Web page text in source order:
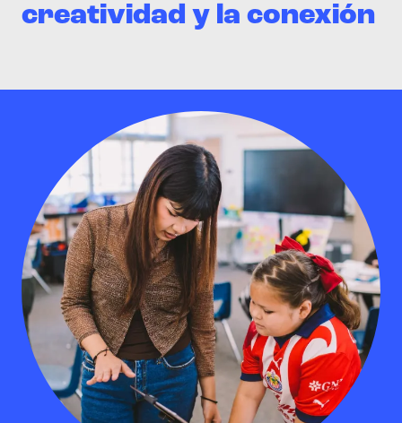
creatividad y la conexión